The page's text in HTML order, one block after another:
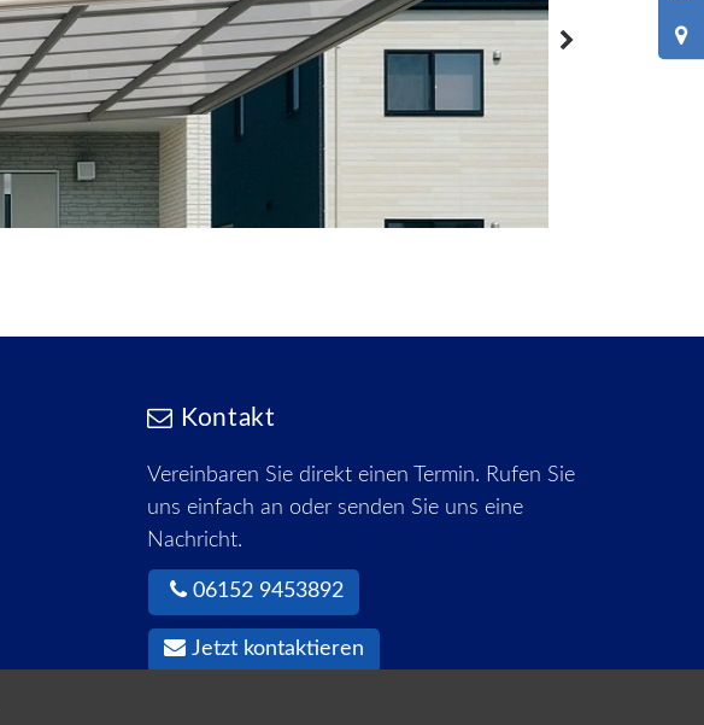
Kontakt
Vereinbaren Sie direkt einen Termin. Rufen Sie
uns einfach an oder senden Sie uns eine
Nachricht.
06152 9453892
Jetzt kontaktieren